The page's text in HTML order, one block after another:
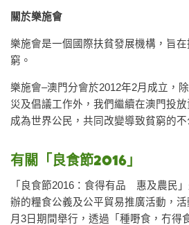
關於樂施會
樂施會是一個國際扶貧發展機構，旨
窮。
樂施會–澳門分會於2012年2月成立，
災及倡議工作外，我們繼續在澳門投
成為世界公民，共同改變導致貧窮的不
有關「良食節2016」
「良食節2016：食得有品 惠及農民
辦的糧食公義及公平貿易推廣活動，
月3日期間舉行，透過「種嘢食，冇得